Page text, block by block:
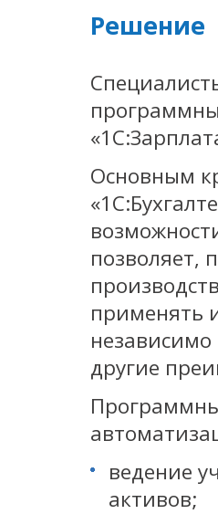
Решение
Основным
позволяет,
применять
независимо
другие
ведение
активов;